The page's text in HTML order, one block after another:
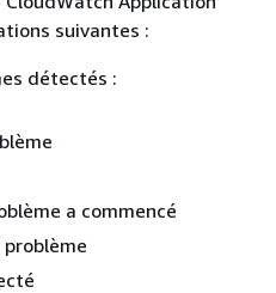
suivantes :
détectés :
a commencé